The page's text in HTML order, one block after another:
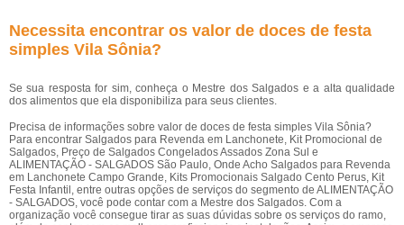
Necessita encontrar os valor de doces de festa
simples Vila Sônia?
Se sua resposta for sim, conheça o Mestre dos Salgados e a alta qualidade
dos alimentos que ela disponibiliza para seus clientes.
Precisa de informações sobre valor de doces de festa simples Vila Sônia?
Para encontrar Salgados para Revenda em Lanchonete, Kit Promocional de
Salgados, Preço de Salgados Congelados Assados Zona Sul e
ALIMENTAÇÃO - SALGADOS São Paulo, Onde Acho Salgados para Revenda
em Lanchonete Campo Grande, Kits Promocionais Salgado Cento Perus, Kit
Festa Infantil, entre outras opções de serviços do segmento de ALIMENTAÇÃO
- SALGADOS, você pode contar com a Mestre dos Salgados. Com a
organização você consegue tirar as suas dúvidas sobre os serviços do ramo,